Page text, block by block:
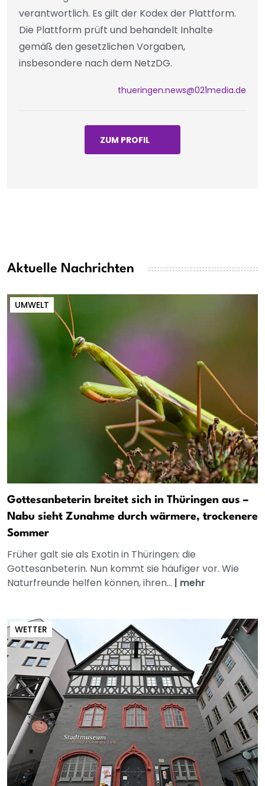
verantwortlich. Es gilt der Kodex der Plattform.
Die Plattform prüft und behandelt Inhalte
gemäß den gesetzlichen Vorgaben,
insbesondere nach dem NetzDG.
thueringen.news@021media.de
ZUM PROFIL
Aktuelle Nachrichten
UMWELT
Gottesanbeterin breitet sich in Thüringen aus –
Nabu sieht Zunahme durch wärmere, trockenere
Sommer
Früher galt sie als Exotin in Thüringen: die
Gottesanbeterin. Nun kommt sie häufiger vor. Wie
Naturfreunde helfen können, ihren... | mehr
WETTER